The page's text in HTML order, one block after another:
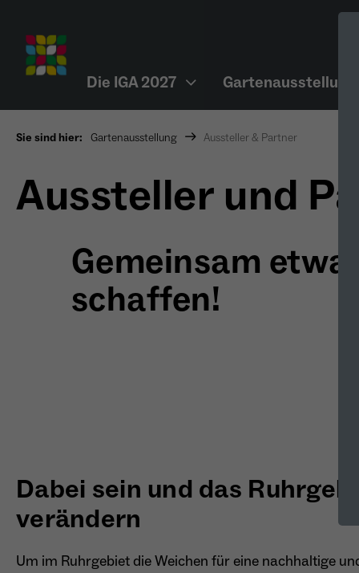
Die IGA 2027 Gartenausstellung
Sie sind hier: Gartenausstellung Aussteller & Partner
Aussteller und
Gemeinsam
schaffen!
Dabei sein und das
verändern
Um im Ruhrgebiet die Weichen für eine nachhaltige